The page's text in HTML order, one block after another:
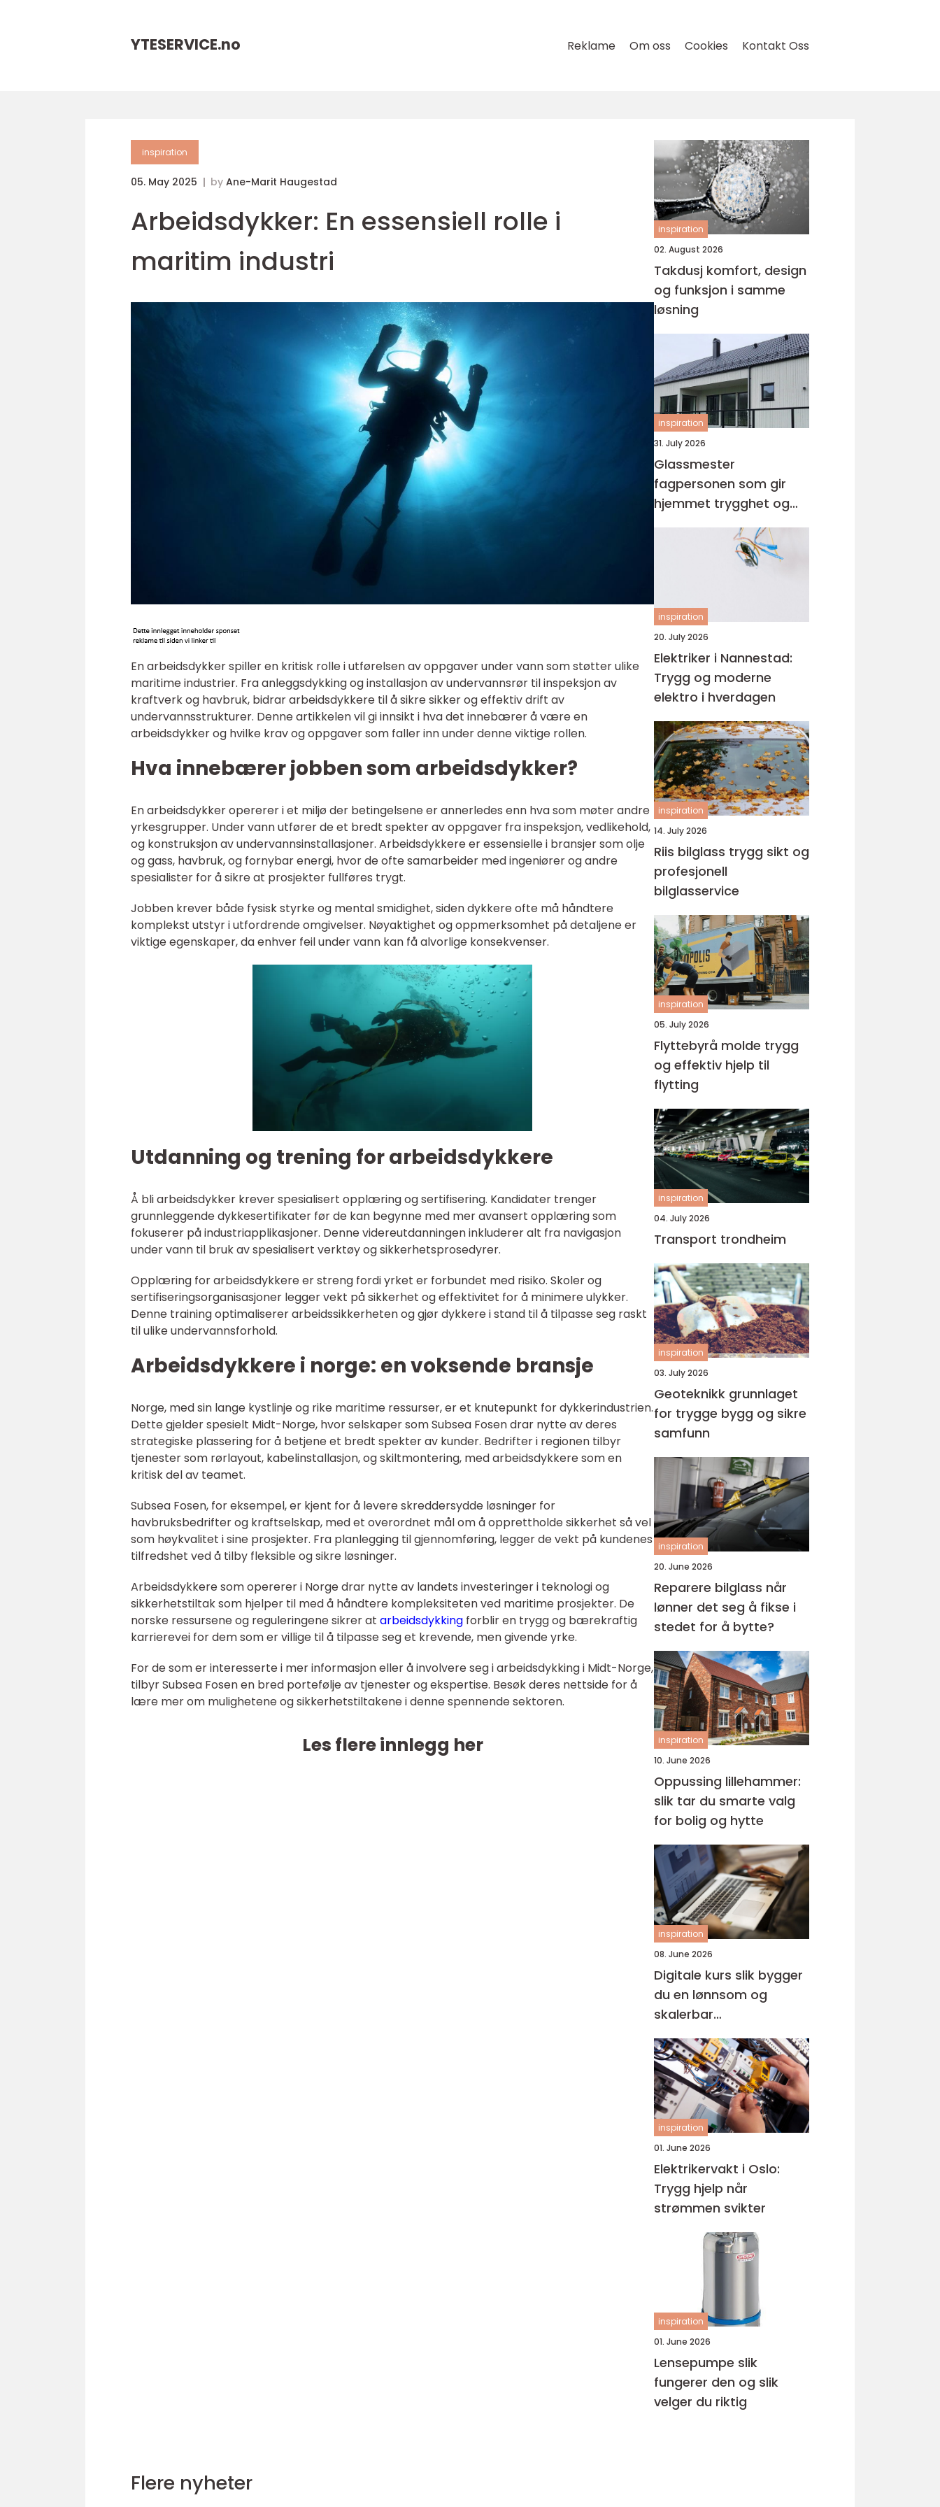
YTESERVICE.no Reklame Om oss Cookies Kontakt Oss
inspiration
05. May 2025 by Ane-Marit Haugestad
Arbeidsdykker: En essensiell rolle i
maritim industri
En arbeidsdykker spiller en kritisk rolle i utførelsen av oppgaver under vann som støtter ulike
maritime industrier. Fra anleggsdykking og installasjon av undervannsrør til inspeksjon av
kraftverk og havbruk, bidrar arbeidsdykkere til å sikre sikker og effektiv drift av
undervannsstrukturer. Denne artikkelen vil gi innsikt i hva det innebærer å være en
arbeidsdykker og hvilke krav og oppgaver som faller inn under denne viktige rollen.
Hva innebærer jobben som arbeidsdykker?
En arbeidsdykker opererer i et miljø der betingelsene er annerledes enn hva som møter andre
yrkesgrupper. Under vann utfører de et bredt spekter av oppgaver fra inspeksjon, vedlikehold,
og konstruksjon av undervannsinstallasjoner. Arbeidsdykkere er essensielle i bransjer som olje
og gass, havbruk, og fornybar energi, hvor de ofte samarbeider med ingeniører og andre
spesialister for å sikre at prosjekter fullføres trygt.
Jobben krever både fysisk styrke og mental smidighet, siden dykkere ofte må håndtere
komplekst utstyr i utfordrende omgivelser. Nøyaktighet og oppmerksomhet på detaljene er
viktige egenskaper, da enhver feil under vann kan få alvorlige konsekvenser.
Utdanning og trening for arbeidsdykkere
Å bli arbeidsdykker krever spesialisert opplæring og sertifisering. Kandidater trenger
grunnleggende dykkesertifikater før de kan begynne med mer avansert opplæring som
fokuserer på industriapplikasjoner. Denne videreutdanningen inkluderer alt fra navigasjon
under vann til bruk av spesialisert verktøy og sikkerhetsprosedyrer.
Opplæring for arbeidsdykkere er streng fordi yrket er forbundet med risiko. Skoler og
sertifiseringsorganisasjoner legger vekt på sikkerhet og effektivitet for å minimere ulykker.
Denne training optimaliserer arbeidssikkerheten og gjør dykkere i stand til å tilpasse seg raskt
til ulike undervannsforhold.
Arbeidsdykkere i norge: en voksende bransje
Norge, med sin lange kystlinje og rike maritime ressurser, er et knutepunkt for dykkerindustrien.
Dette gjelder spesielt Midt-Norge, hvor selskaper som Subsea Fosen drar nytte av deres
strategiske plassering for å betjene et bredt spekter av kunder. Bedrifter i regionen tilbyr
tjenester som rørlayout, kabelinstallasjon, og skiltmontering, med arbeidsdykkere som en
kritisk del av teamet.
Subsea Fosen, for eksempel, er kjent for å levere skreddersydde løsninger for
havbruksbedrifter og kraftselskap, med et overordnet mål om å opprettholde sikkerhet så vel
som høykvalitet i sine prosjekter. Fra planlegging til gjennomføring, legger de vekt på kundenes
tilfredshet ved å tilby fleksible og sikre løsninger.
Arbeidsdykkere som opererer i Norge drar nytte av landets investeringer i teknologi og
sikkerhetstiltak som hjelper til med å håndtere kompleksiteten ved maritime prosjekter. De
norske ressursene og reguleringene sikrer at arbeidsdykking forblir en trygg og bærekraftig
karrierevei for dem som er villige til å tilpasse seg et krevende, men givende yrke.
For de som er interesserte i mer informasjon eller å involvere seg i arbeidsdykking i Midt-Norge,
tilbyr Subsea Fosen en bred portefølje av tjenester og ekspertise. Besøk deres nettside for å
lære mer om mulighetene og sikkerhetstiltakene i denne spennende sektoren.
Les flere innlegg her
inspiration
02. August 2026
Takdusj komfort, design
og funksjon i samme
løsning
inspiration
31. July 2026
Glassmester
fagpersonen som gir
hjemmet trygghet og
lys
inspiration
20. July 2026
Elektriker i Nannestad:
Trygg og moderne
elektro i hverdagen
inspiration
14. July 2026
Riis bilglass trygg sikt og
profesjonell
bilglasservice
inspiration
05. July 2026
Flyttebyrå molde trygg
og effektiv hjelp til
flytting
inspiration
04. July 2026
Transport trondheim
inspiration
03. July 2026
Geoteknikk grunnlaget
for trygge bygg og sikre
samfunn
inspiration
20. June 2026
Reparere bilglass når
lønner det seg å fikse i
stedet for å bytte?
inspiration
10. June 2026
Oppussing lillehammer:
slik tar du smarte valg
for bolig og hytte
inspiration
08. June 2026
Digitale kurs slik bygger
du en lønnsom og
skalerbar
kunnskapsbedrift
inspiration
01. June 2026
Elektrikervakt i Oslo:
Trygg hjelp når
strømmen svikter
inspiration
01. June 2026
Lensepumpe slik
fungerer den og slik
velger du riktig
Flere nyheter